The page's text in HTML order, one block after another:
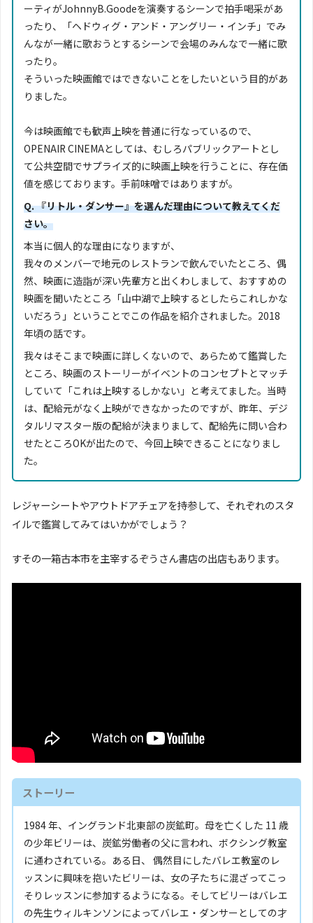
ーティがJohnnyB.Goodeを演奏するシーンで拍手喝采があ
ったり、「ヘドウィグ・アンド・アングリー・インチ」でみ
んなが一緒に歌おうとするシーンで会場のみんなで一緒に歌
ったり。
そういった映画館ではできないことをしたいという目的があ
りました。
今は映画館でも歓声上映を普通に行なっているので、
OPENAIR CINEMAとしては、むしろパブリックアートとし
て公共空間でサプライズ的に映画上映を行うことに、存在価
値を感じております。手前味噌ではありますが。
Q. 『リトル・ダンサー』を選んだ理由について教えてくだ
さい。
本当に個人的な理由になりますが、
我々のメンバーで地元のレストランで飲んでいたところ、偶
然、映画に造詣が深い先輩方と出くわしまして、おすすめの
映画を聞いたところ「山中湖で上映するとしたらこれしかな
いだろう」ということでこの作品を紹介されました。2018
年頃の話です。
我々はそこまで映画に詳しくないので、あらためて鑑賞した
ところ、映画のストーリーがイベントのコンセプトとマッチ
していて「これは上映するしかない」と考えてました。当時
は、配給元がなく上映ができなかったのですが、昨年、デジ
タルリマスター版の配給が決まりまして、配給先に問い合わ
せたところOKが出たので、今回上映できることになりまし
た。
レジャーシートやアウトドアチェアを持参して、それぞれのスタ
イルで鑑賞してみてはいかがでしょう？
すその一箱古本市を主宰するぞうさん書店の出店もあります。
ストーリー
1984 年、イングランド北東部の炭鉱町。母を亡くした 11 歳
の少年ビリーは、炭鉱労働者の父に言われ、ボクシング教室
に通わされている。ある日、 偶然目にしたバレエ教室のレ
ッスンに興味を抱いたビリーは、女の子たちに混ざってこっ
そりレッスンに参加するようになる。そしてビリーはバレエ
の先生ウィルキンソンによってバレエ・ダンサーとしての才